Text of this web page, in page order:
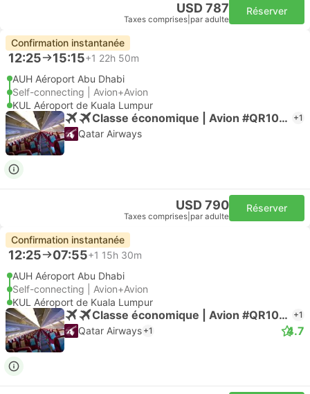
USD 787
Taxes comprises par adulte
Réserver
Confirmation instantanée
12:25 15:15+1 22h 50m
AUH Aéroport Abu Dhabi
Self-connecting | Avion+Avion
KUL Aéroport de Kuala Lumpur
Classe économique | Avion #QR1045 +1
Qatar Airways
USD 790
Taxes comprises par adulte
Réserver
Confirmation instantanée
12:25 07:55+1 15h 30m
AUH Aéroport Abu Dhabi
Self-connecting | Avion+Avion
KUL Aéroport de Kuala Lumpur
Classe économique | Avion #QR1045 +1
Qatar Airways +1 4.7